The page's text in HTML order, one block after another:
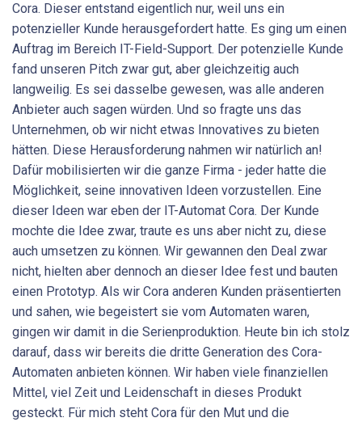
Cora. Dieser entstand eigentlich nur, weil uns ein
potenzieller Kunde herausgefordert hatte. Es ging um einen
Auftrag im Bereich IT-Field-Support. Der potenzielle Kunde
fand unseren Pitch zwar gut, aber gleichzeitig auch
langweilig. Es sei dasselbe gewesen, was alle anderen
Anbieter auch sagen würden. Und so fragte uns das
Unternehmen, ob wir nicht etwas Innovatives zu bieten
hätten. Diese Herausforderung nahmen wir natürlich an!
Dafür mobilisierten wir die ganze Firma - jeder hatte die
Möglichkeit, seine innovativen Ideen vorzustellen. Eine
dieser Ideen war eben der IT-Automat Cora. Der Kunde
mochte die Idee zwar, traute es uns aber nicht zu, diese
auch umsetzen zu können. Wir gewannen den Deal zwar
nicht, hielten aber dennoch an dieser Idee fest und bauten
einen Prototyp. Als wir Cora anderen Kunden präsentierten
und sahen, wie begeistert sie vom Automaten waren,
gingen wir damit in die Serienproduktion. Heute bin ich stolz
darauf, dass wir bereits die dritte Generation des Cora-
Automaten anbieten können. Wir haben viele finanziellen
Mittel, viel Zeit und Leidenschaft in dieses Produkt
gesteckt. Für mich steht Cora für den Mut und die